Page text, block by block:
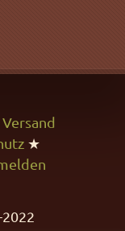
Versand
★